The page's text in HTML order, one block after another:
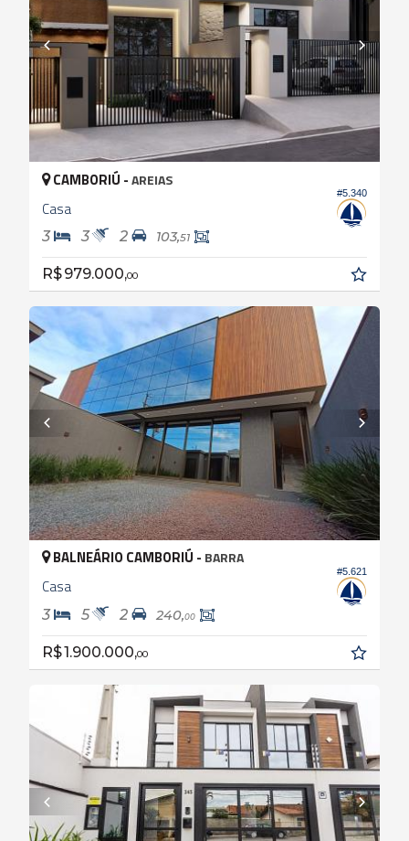
#5.340
CAMBORIÚ -AREIAS
Casa
3 3 2 103,51
R$ 979.000,00
#5.621
BALNEÁRIO CAMBORIÚ - BARRA
Casa
3 5 2 240,00
R$ 1.900.000,00